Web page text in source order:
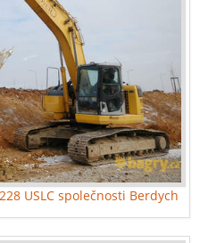
USLC společnosti Berdych